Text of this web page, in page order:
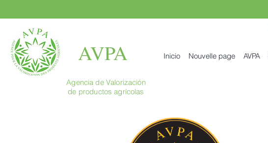
AVPA Inicio Nouvelle page AVPA
Agencia de Valorización
de productos agrícolas